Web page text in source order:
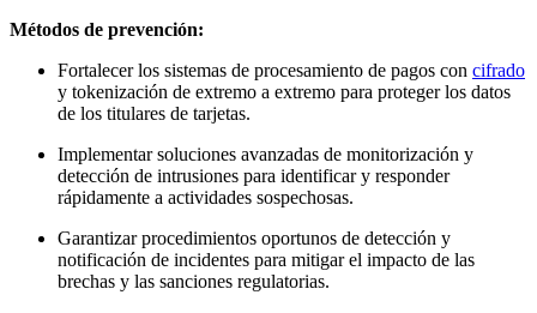
Métodos de prevención:
Fortalecer los sistemas de procesamiento de pagos con cifrado
y tokenización de extremo a extremo para proteger los datos
de los titulares de tarjetas.
Implementar soluciones avanzadas de monitorización y
detección de intrusiones para identificar y responder
rápidamente a actividades sospechosas.
Garantizar procedimientos oportunos de detección y
notificación de incidentes para mitigar el impacto de las
brechas y las sanciones regulatorias.